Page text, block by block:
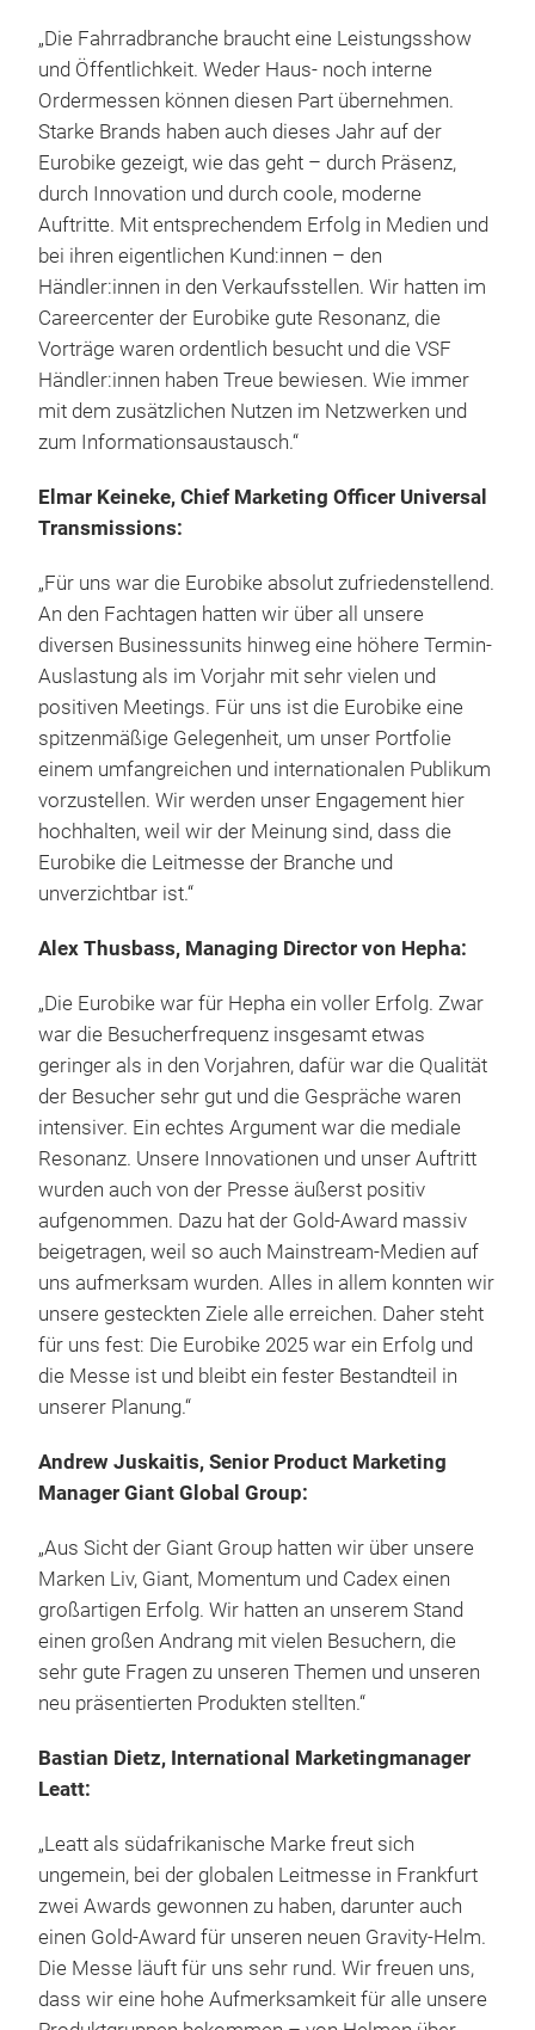
„Die Fahrradbranche braucht eine Leistungsshow
und Öffentlichkeit. Weder Haus- noch interne
Ordermessen können diesen Part übernehmen.
Starke Brands haben auch dieses Jahr auf der
Eurobike gezeigt, wie das geht – durch Präsenz,
durch Innovation und durch coole, moderne
Auftritte. Mit entsprechendem Erfolg in Medien und
bei ihren eigentlichen Kund:innen – den
Händler:innen in den Verkaufsstellen. Wir hatten im
Careercenter der Eurobike gute Resonanz, die
Vorträge waren ordentlich besucht und die VSF
Händler:innen haben Treue bewiesen. Wie immer
mit dem zusätzlichen Nutzen im Netzwerken und
zum Informationsaustausch.“
Elmar Keineke, Chief Marketing Officer Universal
Transmissions:
„Für uns war die Eurobike absolut zufriedenstellend.
An den Fachtagen hatten wir über all unsere
diversen Businessunits hinweg eine höhere Termin-
Auslastung als im Vorjahr mit sehr vielen und
positiven Meetings. Für uns ist die Eurobike eine
spitzenmäßige Gelegenheit, um unser Portfolie
einem umfangreichen und internationalen Publikum
vorzustellen. Wir werden unser Engagement hier
hochhalten, weil wir der Meinung sind, dass die
Eurobike die Leitmesse der Branche und
unverzichtbar ist.“
Alex Thusbass, Managing Director von Hepha:
„Die Eurobike war für Hepha ein voller Erfolg. Zwar
war die Besucherfrequenz insgesamt etwas
geringer als in den Vorjahren, dafür war die Qualität
der Besucher sehr gut und die Gespräche waren
intensiver. Ein echtes Argument war die mediale
Resonanz. Unsere Innovationen und unser Auftritt
wurden auch von der Presse äußerst positiv
aufgenommen. Dazu hat der Gold-Award massiv
beigetragen, weil so auch Mainstream-Medien auf
uns aufmerksam wurden. Alles in allem konnten wir
unsere gesteckten Ziele alle erreichen. Daher steht
für uns fest: Die Eurobike 2025 war ein Erfolg und
die Messe ist und bleibt ein fester Bestandteil in
unserer Planung.“
Andrew Juskaitis, Senior Product Marketing
Manager Giant Global Group:
„Aus Sicht der Giant Group hatten wir über unsere
Marken Liv, Giant, Momentum und Cadex einen
großartigen Erfolg. Wir hatten an unserem Stand
einen großen Andrang mit vielen Besuchern, die
sehr gute Fragen zu unseren Themen und unseren
neu präsentierten Produkten stellten.“
Bastian Dietz, International Marketingmanager
Leatt:
„Leatt als südafrikanische Marke freut sich
ungemein, bei der globalen Leitmesse in Frankfurt
zwei Awards gewonnen zu haben, darunter auch
einen Gold-Award für unseren neuen Gravity-Helm.
Die Messe läuft für uns sehr rund. Wir freuen uns,
dass wir eine hohe Aufmerksamkeit für alle unsere